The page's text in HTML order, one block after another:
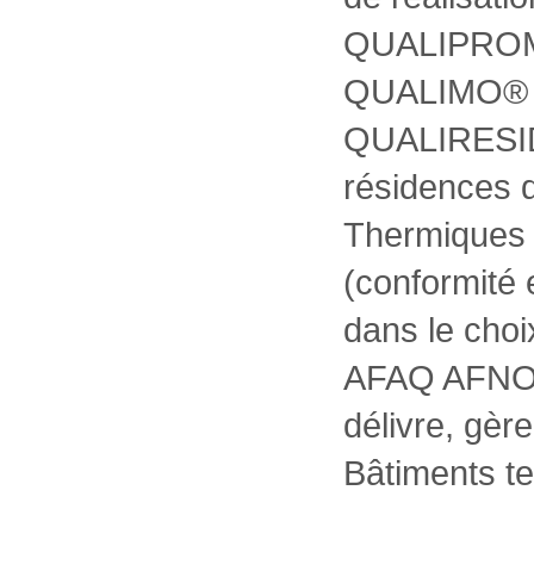
QUALIMO®
résidences
(conformité
dans le
AFAQ
délivre,
Bâtiments